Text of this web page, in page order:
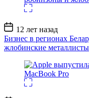
Дата
записи
12 лет назад
Бизнес в регионах
жлобинские металлисты